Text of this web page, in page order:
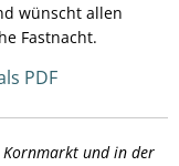
wünscht allen
Fastnacht.
PDF
und in der